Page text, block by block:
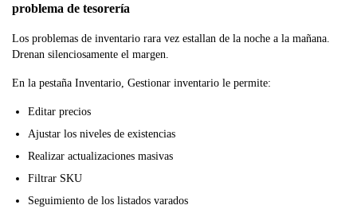
problema de tesorería
Los problemas de inventario rara vez estallan de la noche a la mañana.
Drenan silenciosamente el margen.
En la pestaña Inventario, Gestionar inventario le permite:
Editar precios
Ajustar los niveles de existencias
Realizar actualizaciones masivas
Filtrar SKU
Seguimiento de los listados varados